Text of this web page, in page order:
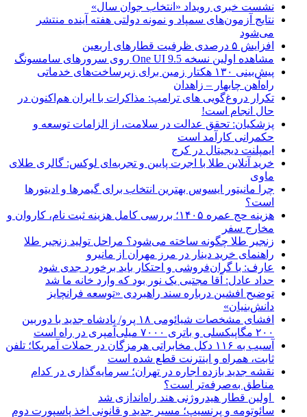
نشست خبری رویداد «انتخاب جوان سال»
نتایج آزمون‌های سمپاد و نمونه دولتی هفته آینده منتشر
می‌شود
افزایش ۵ درصدی ظرفیت قطارهای اربعین
مشاهده اولین نسخه One UI 9.5 روی سرورهای سامسونگ
پیش‌بینی ۱۳۰ هکتار زمین برای زیرساخت‌های خدماتی
راه‌آهن چابهار – زاهدان
تکرار دروغ‌گویی های ترامپ: مذاکرات با ایران هم‌اکنون در
حال انجام است!
پزشکیان: تحقق عدالت در سلامت، از الزامات توسعه و
حکمرانی کارآمد است
ایمپلنت دیجیتال در کرج
خرید آنلاین طلا با اجرت پایین و تجربه‌ای لوکس: گالری طلای
ماوی
چرا مانیتور ایسوس بهترین انتخاب برای گیمرها و ادیتورها
است؟
هزینه حج عمره ۱۴۰۵؛ بررسی کامل هزینه ثبت نام، کاروان و
مخارج سفر
زنجیر طلا چگونه ساخته می‌شود؟ مراحل تولید زنجیر طلا
راهنمای خرید دینار در مرز مهران از مانیرو
عارف: با گران‌فروشی و احتکار باید برخورد جدی شود
حداد عادل: آقا مجتبی یک نور بود که وارد خانه ما شد
توضیح افشین درباره سند راهبردی «توسعه فرانچایز
دانش‌بنیان»
افشای مشخصات شیائومی ۱۸ پرو/ پادشاه جدید با دوربین
۲۰۰ مگاپیکسلی و باتری ۷۰۰۰ میلی‌آمپری در راه است
آسیب به ۱۱۶ دکل مخابراتی هرمزگان در حملات آمریکا؛ تلفن
ثابت، همراه و اینترنت ‌قطع شده است
نقشه جدید بازده اجاره در تهران؛ سرمایه‌گذاری در کدام
مناطق به‌صرفه‌تر است؟
اولین قطار هیدروژنی هند راه‌اندازی شد
سائوتومه و پرنسیپ؛ مسیر جدید و قانونی اخذ پاسپورت دوم